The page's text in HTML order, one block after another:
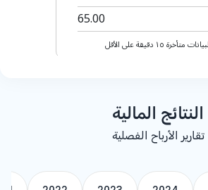
النتائج المالية
تقارير الأرباح الفصلية